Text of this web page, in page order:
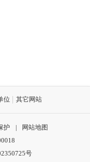
位 其它网站
护 |
网站地图
号